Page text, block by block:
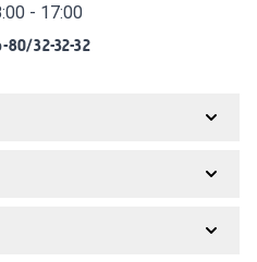
- 17:00
80/32-32-32